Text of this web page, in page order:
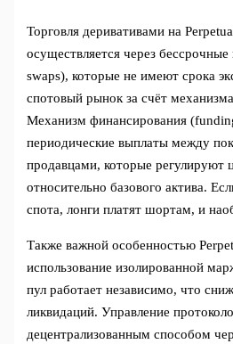
Торговля деривативами на
осуществляется через
swaps), которые не имеют срока
спотовый рынок за счёт
Механизм финансирования
периодические выплаты между
продавцами, которые регулируют
относительно базового актива.
спота, лонги платят шортам, и
Также важной особенностью
использование изолированной
пул работает независимо, что
ликвидаций. Управление
децентрализованным способом